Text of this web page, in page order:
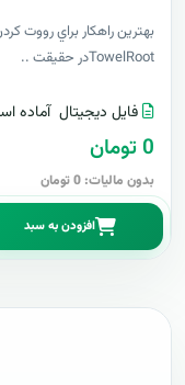
بهترين راهکار براي رووت
TowelRootدر حقيقت ..
فایل دیجیتال آماده
0 تومان
بدون مالیات: 0 تومان
افزودن به سبد